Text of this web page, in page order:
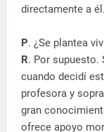
directamente a
P. ¿Se plantea
R. Por supuesto.
cuando decidí
profesora y
gran
ofrece apoyo